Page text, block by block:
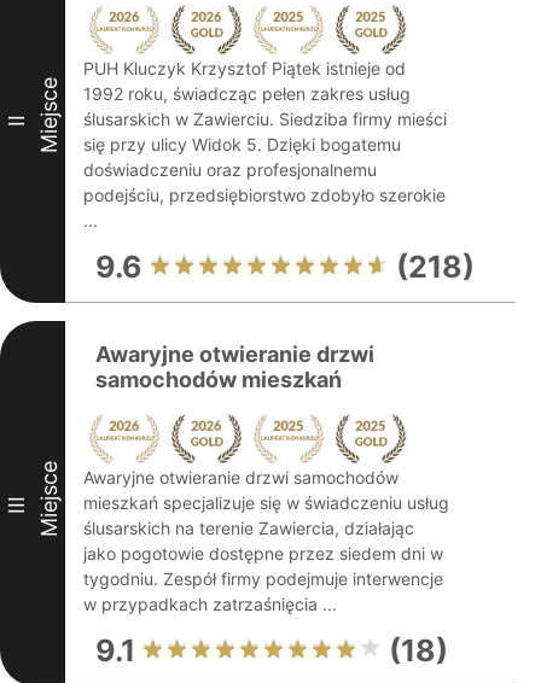
II Miejsce
PUH Kluczyk Krzysztof Piątek istnieje od
1992 roku, świadcząc pełen zakres usług
ślusarskich w Zawierciu. Siedziba firmy mieści
się przy ulicy Widok 5. Dzięki bogatemu
doświadczeniu oraz profesjonalnemu
podejściu, przedsiębiorstwo zdobyło szerokie
...
9.6 (218)
III Miejsce
Awaryjne otwieranie drzwi
samochodów mieszkań
Awaryjne otwieranie drzwi samochodów
mieszkań specjalizuje się w świadczeniu usług
ślusarskich na terenie Zawiercia, działając
jako pogotowie dostępne przez siedem dni w
tygodniu. Zespół firmy podejmuje interwencje
w przypadkach zatrzaśnięcia ...
9.1 (18)